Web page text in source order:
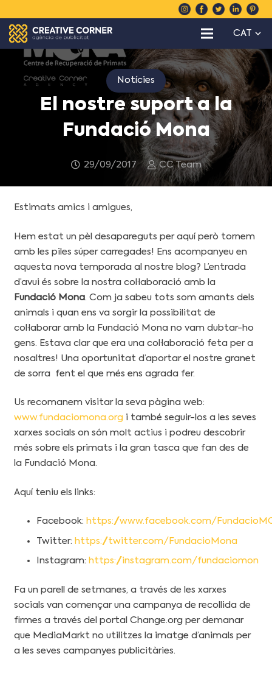
CAT
Notícies
El nostre suport a la
Fundació Mona
29/09/2017 CC Team
Estimats amics i amigues,
Hem estat un pèl desapareguts per aquí però tornem
amb les piles súper carregades! Ens acompanyeu en
aquesta nova temporada al nostre blog? L’entrada
d’avui és sobre la nostra col·laboració amb la
Fundació Mona. Com ja sabeu tots som amants dels
animals i quan ens va sorgir la possibilitat de
col·laborar amb la Fundació Mona no vam dubtar-ho
gens. Estava clar que era una col·laboració feta per a
nosaltres! Una oportunitat d’aportar el nostre granet
de sorra fent el que més ens agrada fer.
Us recomanem visitar la seva pàgina web:
www.fundaciomona.orgi també seguir-los a les seves
xarxes socials on són molt actius i podreu descobrir
més sobre els primats i la gran tasca que fan des de
la Fundació Mona.
Aquí teniu els links:
Facebook: https://www.facebook.com/
Twitter: https://twitter.com/FundacioMona
Instagram: https://instagram.com/fundaciomon
Fa un parell de setmanes, a través de les xarxes
socials van començar una campanya de recollida de
firmes a través del portal Change.org per demanar
que MediaMarkt no utilitzes la imatge d’animals per
a les seves campanyes publicitàries.